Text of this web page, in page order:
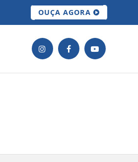
OUÇA AGORA